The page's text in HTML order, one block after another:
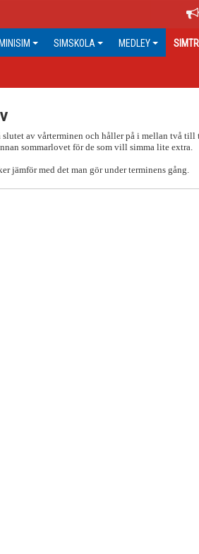
SIMSKOLA MEDLEY
slutet av vårterminen och håller på i mellan två till
sommarlovet för de som vill simma lite extra.
jämför med det man gör under terminens gång.